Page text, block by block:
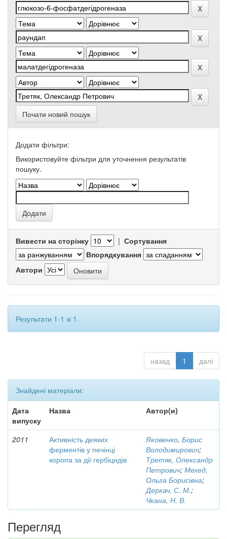
Почати новий пошук
Додати фільтри:
Використовуйте фільтри для уточнення результатів
пошуку.
Вивести на сторінку | Сортування
Впорядкування
Автори
Результати 1-1 зі 1.
назад 1 далі
Знайдені матеріали:
Дата
випуску
Назва Автор(и)
2011
Активність деяких
ферментів у печінці
коропа за дії гербіцидів
Яковенко, Борис
Володимирович;
Третяк, Олександр
Петрович; Мехед,
Ольга Борисівна;
Деркач, С. М.;
Чкана, Н. В.
Перегляд